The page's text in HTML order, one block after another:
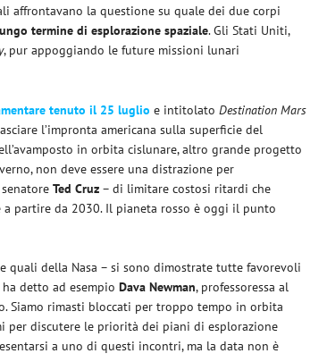
affrontavano la questione su quale dei due corpi
termine di esplorazione spaziale. Gli Stati Uniti,
, pur appoggiando le future missioni lunari
tenuto il 25 luglio e intitolatoDestination Mars
l’impronta americana sulla superficie del
in orbita cislunare, altro grande progetto
non deve essere una distrazione per
senatoreTed Cruz – di limitare costosi ritardi che
partire da 2030. Il pianeta rosso è oggi il punto
quali della Nasa – si sono dimostrate tutte favorevoli
ha detto ad esempioDava Newman, professoressa al
Siamo rimasti bloccati per troppo tempo in orbita
per discutere le priorità dei piani di esplorazione
a uno di questi incontri, ma la data non è